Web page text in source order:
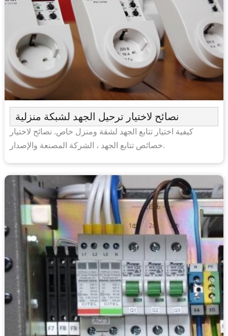
نصائح لاختيار ترحيل الجهد لشبكة منزلية
كيفية اختيار تتابع الجهد لشقة ومنزل خاص. نصائح لاختيار
خصائص تتابع الجهد ، الشركة المصنعة والإصدار.